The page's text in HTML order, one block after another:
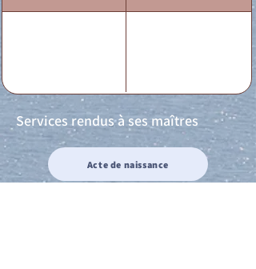
Services rendus à ses maîtres
Acte de naissance